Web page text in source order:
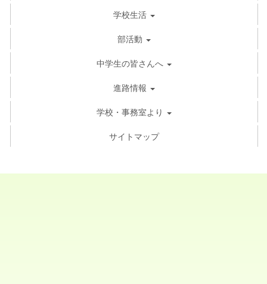
学校生活
部活動
中学生の皆さんへ
進路情報
学校・事務室より
サイトマップ